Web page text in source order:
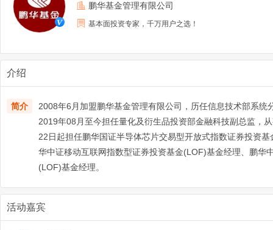
鹏华基金管理有限公司
基本面投资专家，千万用户之选！
介绍
简介
2008年6月加盟鹏华基金管理有限公司，历任信息技术部系统
2019年08月至今担任量化及衍生品投资部金融科技副总监，
22日起担任鹏华国证半导体芯片交易型开放式指数证券投资
华中证移动互联网指数型证券投资基金(LOF)基金经理、鹏华
(LOF)基金经理。
活动嘉宾